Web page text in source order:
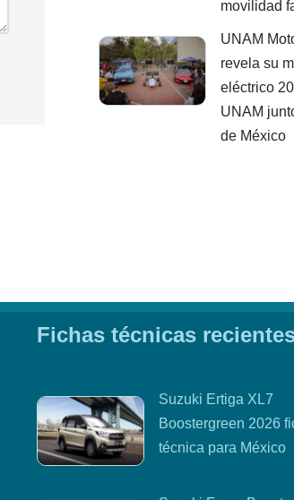
movilidad
UNAM
revela su
eléctrico
UNAM
de México
Fichas técnicas
Suzuki Ertiga XL7
Boostergreen 2026
técnica para México